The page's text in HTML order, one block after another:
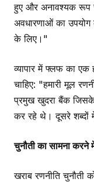
हुए और अनावश्यक रूप
अवधारणाओं का उपयोग
के लिए।"
व्यापार में फ्लफ का एक
चाहिए: "हमारी मूल
प्रमुख खुदरा बैंक
कर रहे थे। दूसरे शब्दों
चुनौती का सामना करने
खराब रणनीति चुनौती